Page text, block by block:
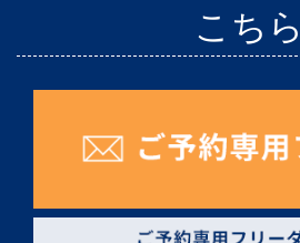
こちら